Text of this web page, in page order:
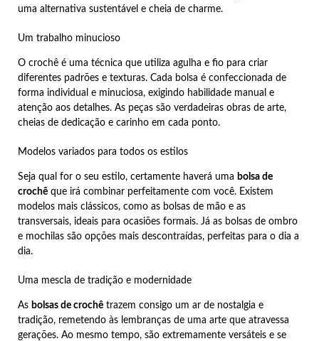
uma alternativa sustentável e cheia de charme.
Um trabalho minucioso
O crochê é uma técnica que utiliza agulha e fio para criar
diferentes padrões e texturas. Cada bolsa é confeccionada de
forma individual e minuciosa, exigindo habilidade manual e
atenção aos detalhes. As peças são verdadeiras obras de arte,
cheias de dedicação e carinho em cada ponto.
Modelos variados para todos os estilos
Seja qual for o seu estilo, certamente haverá uma bolsa de
crochê que irá combinar perfeitamente com você. Existem
modelos mais clássicos, como as bolsas de mão e as
transversais, ideais para ocasiões formais. Já as bolsas de ombro
e mochilas são opções mais descontraídas, perfeitas para o dia a
dia.
Uma mescla de tradição e modernidade
As bolsas de crochê trazem consigo um ar de nostalgia e
tradição, remetendo às lembranças de uma arte que atravessa
gerações. Ao mesmo tempo, são extremamente versáteis e se